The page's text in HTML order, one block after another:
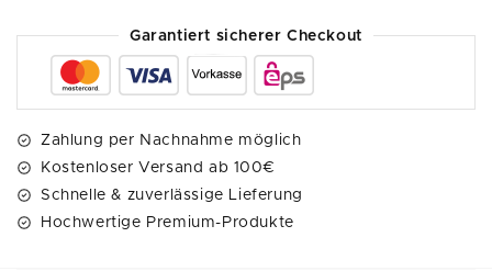
Garantiert sicherer Checkout
Zahlung per Nachnahme möglich
Kostenloser Versand ab 100€
Schnelle & zuverlässige Lieferung
Hochwertige Premium-Produkte